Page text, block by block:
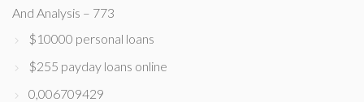
And Analysis – 773
$10000 personal loans
$255 payday loans online
0,006709429